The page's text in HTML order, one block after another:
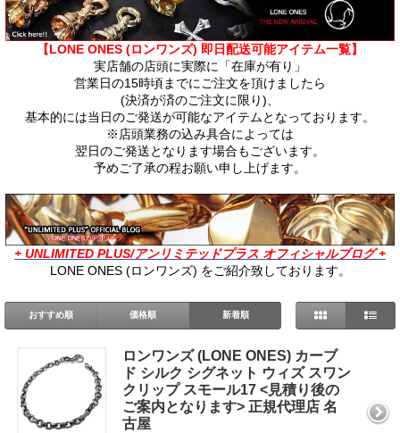
【LONE ONES (ロンワンズ) 即日配送可能アイテム一覧】
実店舗の店頭に実際に「在庫が有り」
営業日の15時頃までにご注文を頂けましたら
(決済が済のご注文に限り)、
基本的には当日のご発送が可能なアイテムとなっております。
※店頭業務の込み具合によっては
翌日のご発送となります場合もございます。
予めご了承の程お願い申し上げます。
+ UNLIMITED PLUS/アンリミテッドプラス オフィシャルブログ +
LONE ONES (ロンワンズ) をご紹介致しております。
おすすめ順 価格順 新着順
ロンワンズ (LONE ONES) カーブ
ド シルク シグネット ウィズ スワン
クリップ スモール17 <見積り後の
ご案内となります> 正規代理店 名
古屋